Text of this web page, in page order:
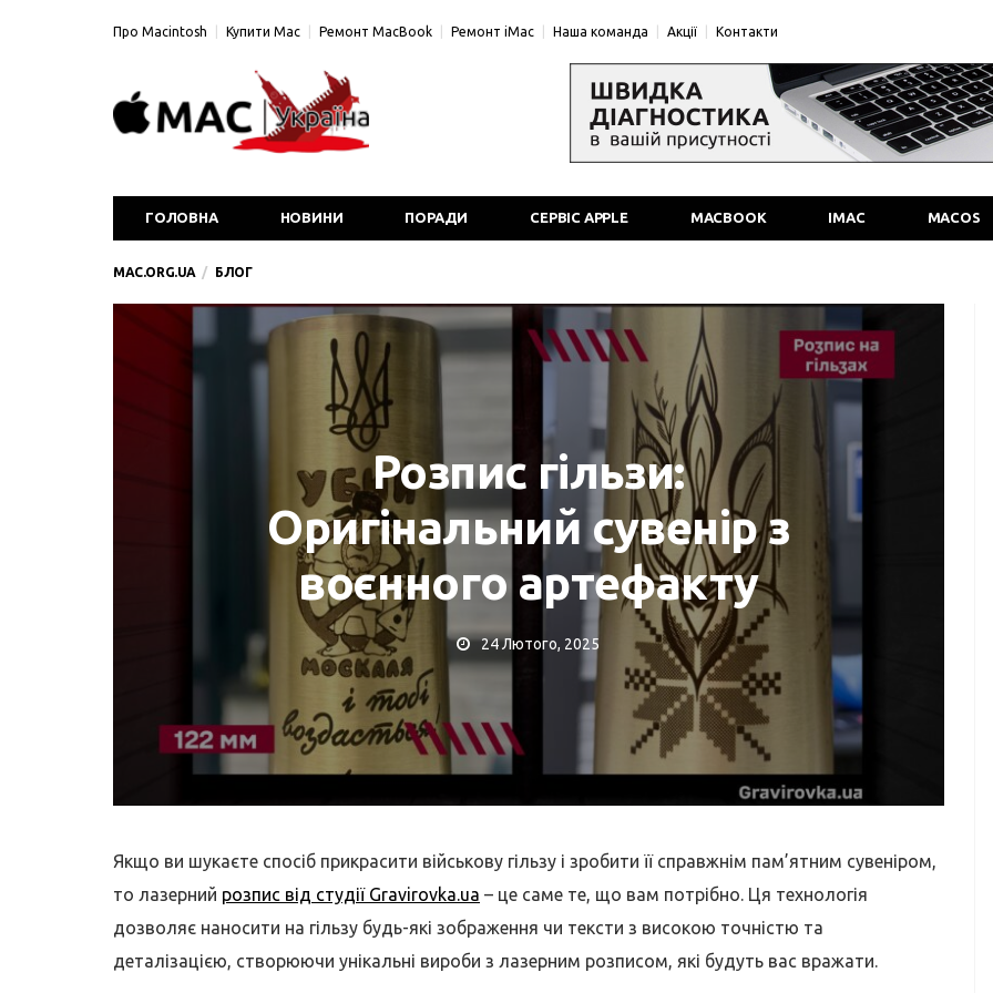
Про Macintosh Купити Mac Ремонт MacBook Ремонт iMac Наша команда Акції Контакти
ГОЛОВНА НОВИНИ ПОРАДИ СЕРВІС APPLE MACBOOK IMAC MACOS
MAC.ORG.UA БЛОГ
Розпис гільзи:
Оригінальний сувенір з
воєнного артефакту
24 Лютого, 2025
Якщо ви шукаєте спосіб прикрасити військову гільзу і зробити її справжнім пам’ятним сувеніром,
то лазерний розпис від студії Gravirovka.ua – це саме те, що вам потрібно. Ця технологія
дозволяє наносити на гільзу будь-які зображення чи тексти з високою точністю та
деталізацією, створюючи унікальні вироби з лазерним розписом, які будуть вас вражати.
КОРИСНІ ПОРАДИ ТА ОГЛЯДИ
Де купити MacBook?
Як перевірити?
ФАН ЗОНА
Винен у перегризанні
дроту MagSafe!